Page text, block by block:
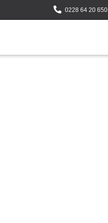
0228 64 20 650